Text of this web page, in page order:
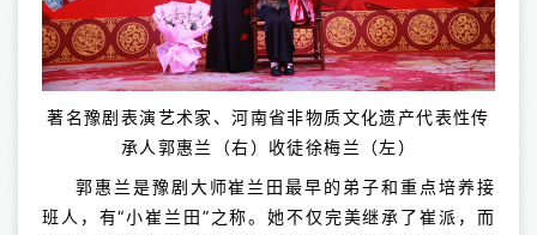
著名豫剧表演艺术家、河南省非物质文化遗产代表性传
承人郭惠兰（右）收徒徐梅兰（左）
郭惠兰是豫剧大师崔兰田最早的弟子和重点培养接
班人，有“小崔兰田”之称。她不仅完美继承了崔派，而